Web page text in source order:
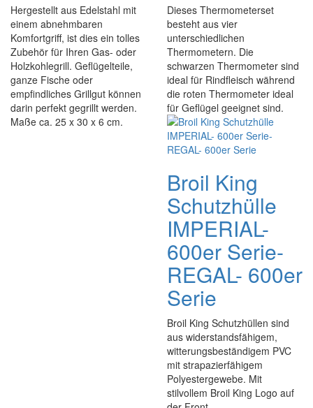
Hergestellt aus Edelstahl mit
einem abnehmbaren
Komfortgriff, ist dies ein tolles
Zubehör für Ihren Gas- oder
Holzkohlegrill. Geflügelteile,
ganze Fische oder
empfindliches Grillgut können
darin perfekt gegrillt werden.
Maße ca. 25 x 30 x 6 cm.
Dieses Thermometerset
besteht aus vier
unterschiedlichen
Thermometern. Die
schwarzen Thermometer sind
ideal für Rindfleisch während
die roten Thermometer ideal
für Geflügel geeignet sind.
Broil King
Schutzhülle
IMPERIAL-
600er Serie-
REGAL- 600er
Serie
Broil King Schutzhüllen sind
aus widerstandsfähigem,
witterungsbeständigem PVC
mit strapazierfähigem
Polyestergewebe. Mit
stilvollem Broil King Logo auf